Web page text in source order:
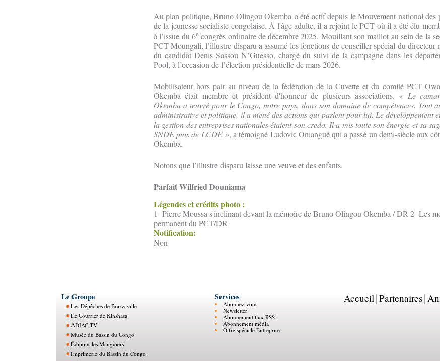
Au plan politique, Bruno Olingou Okemba a été actif depuis le Mouvement national des
de la jeunesse socialiste congolaise. À l'âge adulte, il a rejoint le PCT où il a été élu
à l’issue du 6econgrès ordinaire de décembre 2025. Mouillant son maillot au sein de la
PCT-Moungali, l’illustre disparu a assumé les fonctions de conseiller spécial du directeur
du candidat Denis Sassou N’Guesso, chargé du suivi de la campagne dans les
Pool, à l’occasion de l’élection présidentielle de mars 2026.
Mobilisateur hors pair au niveau de la fédération de la Cuvette et du comité PCT
Okemba était membre et président d'honneur de plusieurs associations. « Le
Okemba a œuvré pour le Congo, notre pays, dans son domaine de compétences. Tout
administrative et politique, il a mené des actions qui parlent pour lui. Le développement
la gestion des entreprises nationales étaient son credo. Il a mis toute son énergie et sa
SNDE puis de LCDE », a témoigné Ludovic Oniangué qui a passé un demi-siècle aux
Okemba.
Notons que l’illustre disparu laisse une veuve et des enfants.
Parfait Wilfried Douniama
Légendes et crédits photo :
1- Pierre Moussa s'inclinant devant la mémoire de Bruno Olingou Okemba / DR 2- Les
permanent du PCT/DR
Notification:
Non
Accueil Partenaires
Le Groupe
Les Dépêches de Brazzaville
Le Courrier de Kinshasa
ADIAC TV
Musée du Bassin du Congo
Éditions les Manguiers
Imprimerie du Bassin du Congo
Services
Abonnez-vous
Newsletter
Abonnement flux RSS
Abonnement média
Offre spéciale Entreprise